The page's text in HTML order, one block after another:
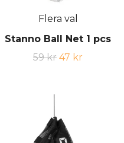
Flera val
Stanno Ball Net 1 pcs
59 kr 47 kr